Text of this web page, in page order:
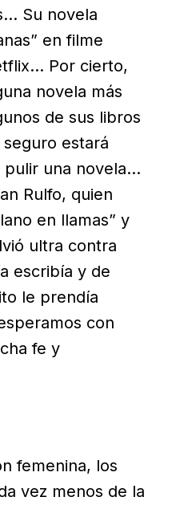
Su novela
en filme
Por cierto,
novela más
de sus libros
estará
pulir una novela…
Rulfo, quien
en llamas” y
ultra contra
escribía y de
le prendía
con
fe y
femenina, los
vez menos de la